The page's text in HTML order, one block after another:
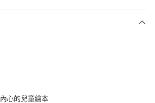
含以上)免運費
心的兒童繪本